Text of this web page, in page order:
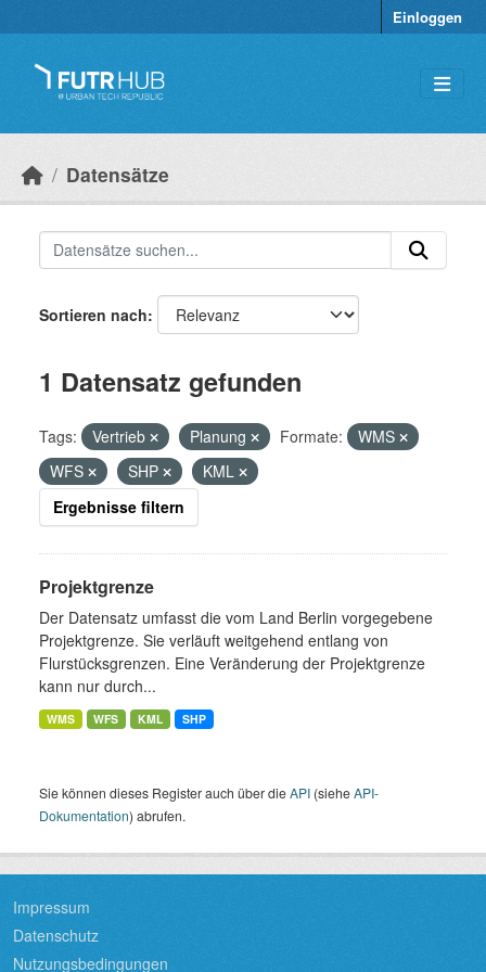
Einloggen
Datensätze
Sortieren nach
1 Datensatz gefunden
Tags: Vertrieb Planung Formate:
WMS
WFS
SHP
KML
Ergebnisse filtern
Projektgrenze
Der Datensatz umfasst die vom Land Berlin vorgegebene
Projektgrenze. Sie verläuft weitgehend entlang von
Flurstücksgrenzen. Eine Veränderung der Projektgrenze
kann nur durch...
WMS WFS KML SHP
Sie können dieses Register auch über dieAPI (sieheAPI-
Dokumentation) abrufen.
Impressum
Datenschutz
Nutzungsbedingungen